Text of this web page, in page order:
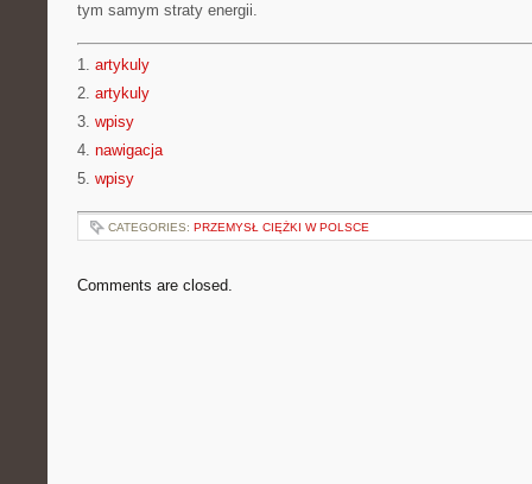
tym samym straty energii.
1. artykuly
2. artykuly
3. wpisy
4. nawigacja
5. wpisy
CATEGORIES: PRZEMYSŁ CIĘŻKI W POLSCE
Comments are closed.